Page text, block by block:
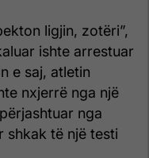
ligjin, zotëri”,
ishte arrestuar
e saj, atletin
nxjerrë nga një
nga
shkak të një testi